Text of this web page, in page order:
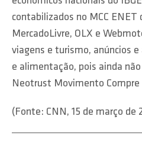
contabilizados no MCC ENET
MercadoLivre, OLX e
viagens e turismo, anúncios
e alimentação, pois ainda
Neotrust Movimento Compre
(Fonte: CNN, 15 de março de